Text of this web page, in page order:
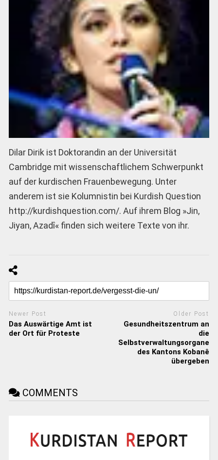
Dilar Dirik ist Doktorandin an der Universität
Cambridge mit wissenschaftlichem Schwerpunkt
auf der kurdischen Frauenbewegung. Unter
anderem ist sie Kolumnistin bei Kurdish Question
http://kurdishquestion.com/. Auf ihrem Blog »Jin,
Jiyan, Azadî« finden sich weitere Texte von ihr.
Newer Post
Das Auswärtige Amt ist
der Ort für Proteste
Older Post
Gesundheitszentrum an
die
Selbstverwaltungsorgane
des Kantons Kobanê
übergeben
COMMENTS